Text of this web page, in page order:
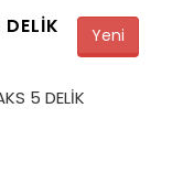
Yeni
5 DELİK